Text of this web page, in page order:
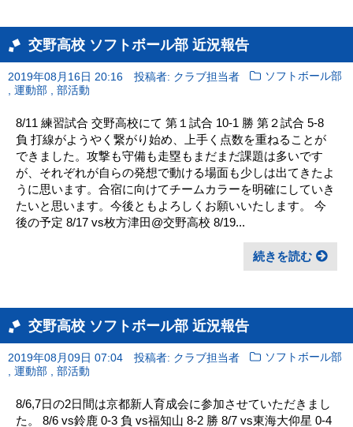
交野高校 ソフトボール部 近況報告
2019年08月16日 20:16 投稿者: クラブ担当者
ソフトボール部
, 運動部 , 部活動
8/11 練習試合 交野高校にて 第１試合 10-1 勝 第２試合 5-8
負 打線がようやく繋がり始め、上手く点数を重ねることが
できました。攻撃も守備も走塁もまだまだ課題は多いです
が、それぞれが自らの発想で動ける場面も少しは出てきたよ
うに思います。合宿に向けてチームカラーを明確にしていき
たいと思います。今後ともよろしくお願いいたします。 今
後の予定 8/17 vs枚方津田@交野高校 8/19...
続きを読む
交野高校 ソフトボール部 近況報告
2019年08月09日 07:04 投稿者: クラブ担当者
ソフトボール部
, 運動部 , 部活動
8/6,7日の2日間は京都新人育成会に参加させていただきまし
た。 8/6 vs鈴鹿 0-3 負 vs福知山 8-2 勝 8/7 vs東海大仰星 0-4